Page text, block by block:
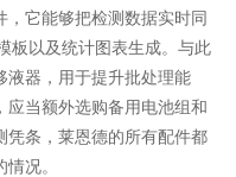
它能够把检测数据实时同
板以及统计图表生成。与此
液器，用于提升批处理能
应当额外选购备用电池组和
凭条，莱恩德的所有配件都
况。